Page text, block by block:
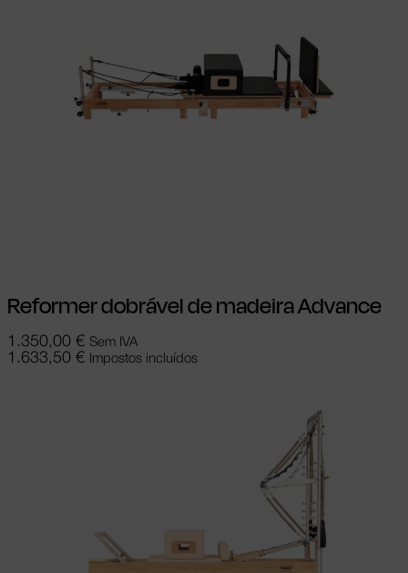
Reformer dobrável de madeira Advance
1.350,00 € Sem IVA
1.633,50 € Impostos incluídos